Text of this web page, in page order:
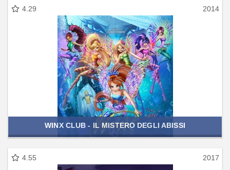
4.29 2014
WINX CLUB - IL MISTERO DEGLI ABISSI
4.55 2017